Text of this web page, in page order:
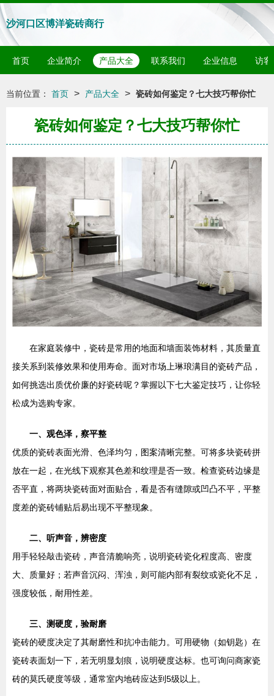
沙河口区博洋瓷砖商行
首页 企业简介 产品大全 联系我们 企业信息 访客
当前位置： 首页 > 产品大全 > 瓷砖如何鉴定？七大技巧帮你忙
瓷砖如何鉴定？七大技巧帮你忙
在家庭装修中，瓷砖是常用的地面和墙面装饰材料，其质量直
接关系到装修效果和使用寿命。面对市场上琳琅满目的瓷砖产品，
如何挑选出质优价廉的好瓷砖呢？掌握以下七大鉴定技巧，让你轻
松成为选购专家。
一、观色泽，察平整
优质的瓷砖表面光滑、色泽均匀，图案清晰完整。可将多块瓷砖拼
放在一起，在光线下观察其色差和纹理是否一致。检查瓷砖边缘是
否平直，将两块瓷砖面对面贴合，看是否有缝隙或凹凸不平，平整
度差的瓷砖铺贴后易出现不平整现象。
二、听声音，辨密度
用手轻轻敲击瓷砖，声音清脆响亮，说明瓷砖瓷化程度高、密度
大、质量好；若声音沉闷、浑浊，则可能内部有裂纹或瓷化不足，
强度较低，耐用性差。
三、测硬度，验耐磨
瓷砖的硬度决定了其耐磨性和抗冲击能力。可用硬物（如钥匙）在
瓷砖表面划一下，若无明显划痕，说明硬度达标。也可询问商家瓷
砖的莫氏硬度等级，通常室内地砖应达到5级以上。